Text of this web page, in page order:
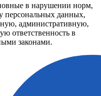
в нарушении норм,
персональных данных,
административную,
ответственность в
законами.